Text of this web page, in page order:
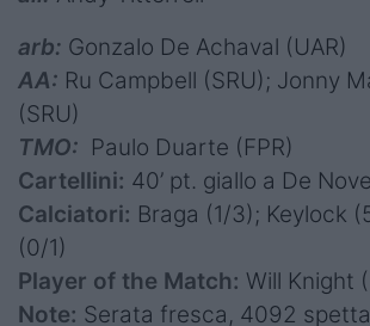
arb: Gonzalo De Achaval (UAR)
AA: Ru Campbell (SRU); Jonny
(SRU)
TMO: Paulo Duarte (FPR)
Cartellini: 40’ pt. giallo a De
Calciatori: Braga (1/3); Keylock
(0/1)
Player of the Match: Will Knight
Note: Serata fresca, 4092